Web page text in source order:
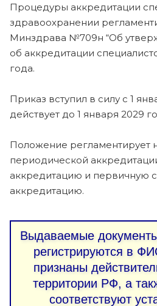
Процедуры аккредитации
здравоохранении
Минздрава №709н “Об
об аккредитации
года.
Приказ вступил в силу с 1
действует до 1 января 2029
Положение регламентирует
периодической
аккредитацию и первичную
аккредитацию.
Выдаваемые
регистрируются в
признаны
территории РФ, а
соответствуют